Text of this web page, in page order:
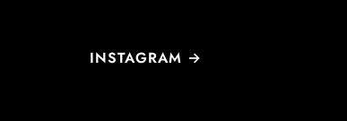
INSTAGRAM →